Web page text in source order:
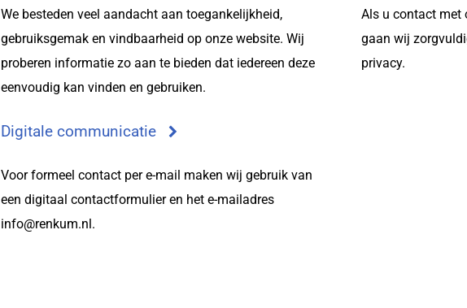
We besteden veel aandacht aan toegankelijkheid,
gebruiksgemak en vindbaarheid op onze website. Wij
proberen informatie zo aan te bieden dat iedereen deze
eenvoudig kan vinden en gebruiken.
Als u contact met
gaan wij
privacy.
Digitale communicatie
Voor formeel contact per e-mail maken wij gebruik van
een digitaal contactformulier en het e-mailadres
info@renkum.nl.